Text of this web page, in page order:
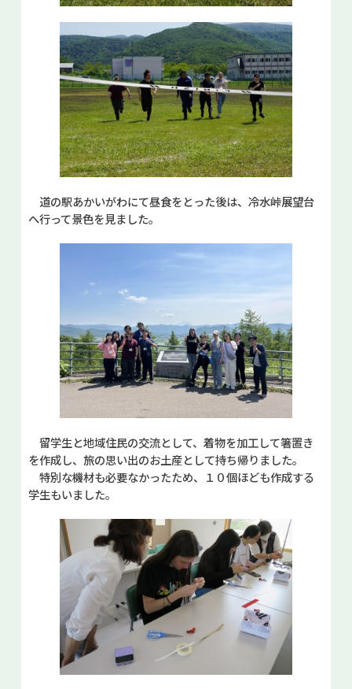
道の駅あかいがわにて昼食をとった後は、冷水峠展望台
へ行って景色を見ました。
留学生と地域住民の交流として、着物を加工して箸置き
を作成し、旅の思い出のお土産として持ち帰りました。
特別な機材も必要なかったため、１０個ほども作成する
学生もいました。